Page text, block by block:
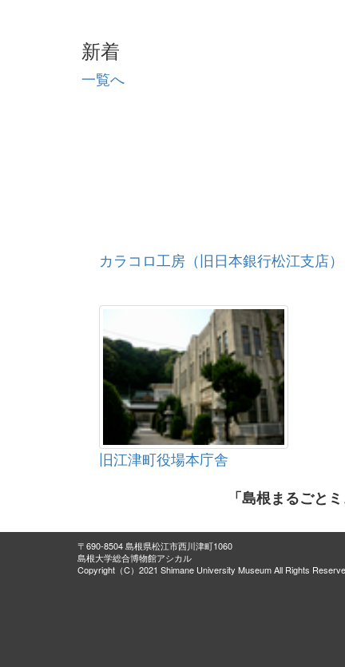
新着
一覧へ
カラコロ工房（旧日本銀行松江支店）
旧江津町役場本庁舎
「島根まるごと
〒690-8504 島根県松江市西川津町1060
島根大学総合博物館アシカル
Copyright（C）2021 Shimane University Museum All Rights